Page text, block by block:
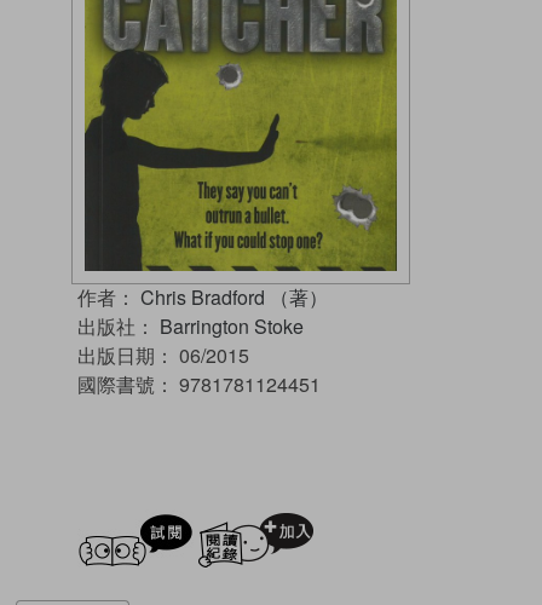
作者： Chris Bradford （著）
出版社： Barrington Stoke
出版日期： 06/2015
國際書號： 9781781124451
試閲